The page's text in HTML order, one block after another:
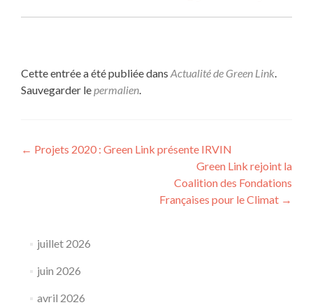
Cette entrée a été publiée dans Actualité de Green Link.
Sauvegarder lepermalien.
Navigation
← Projets 2020 : Green Link présente IRVIN
Green Link rejoint la
Coalition des Fondations
Françaises pour le Climat →
juillet 2026
juin 2026
avril 2026